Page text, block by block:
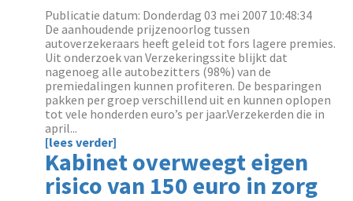
Publicatie datum: Donderdag 03 mei 2007 10:48:34
De aanhoudende prijzenoorlog tussen
autoverzekeraars heeft geleid tot fors lagere premies.
Uit onderzoek van Verzekeringssite blijkt dat
nagenoeg alle autobezitters (98%) van de
premiedalingen kunnen profiteren. De besparingen
pakken per groep verschillend uit en kunnen oplopen
tot vele honderden euro’s per jaar.Verzekerden die in
april...
[lees verder]
Kabinet overweegt eigen
risico van 150 euro in zorg